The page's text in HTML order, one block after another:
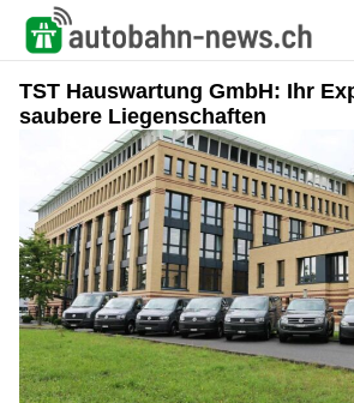
TST Hauswartung GmbH: Ihr
saubere Liegenschaften